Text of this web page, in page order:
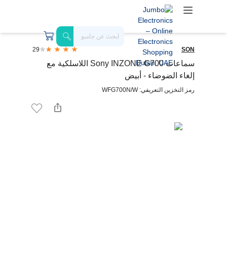
SON
29
سماعات Sony INZONE G700 اللاسلكية مع
إلغاء الضوضاء - أبيض
رمز التخزين التعريفي: WFG700N/W